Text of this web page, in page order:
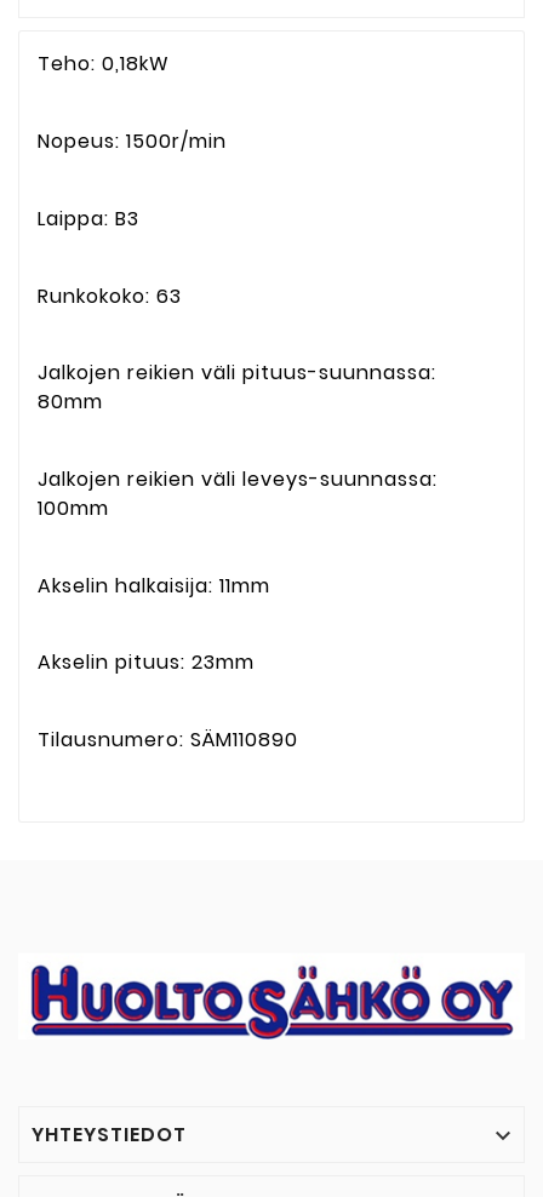
Teho: 0,18kW
Nopeus: 1500r/min
Laippa: B3
Runkokoko: 63
Jalkojen reikien väli pituus-suunnassa:
80mm
Jalkojen reikien väli leveys-suunnassa:
100mm
Akselin halkaisija: 11mm
Akselin pituus: 23mm
Tilausnumero: SÄM110890
YHTEYSTIEDOT 